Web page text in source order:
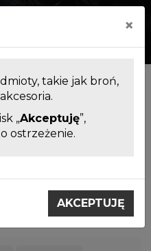
×
takie jak broń,
„Akceptuję”,
ostrzeżenie.
AKCEPTUJĘ